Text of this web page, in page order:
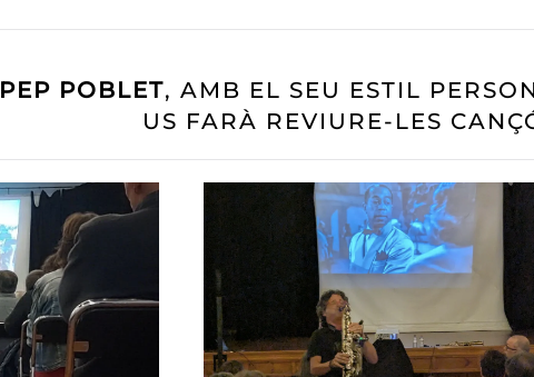
PEP POBLET, AMB EL SEU ESTIL
US FARÀ REVIURE-LES
READ MORE